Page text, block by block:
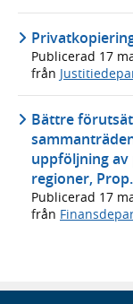
Publicerad 17
från
Bättre
uppföljning
regioner,
Publicerad 17
från